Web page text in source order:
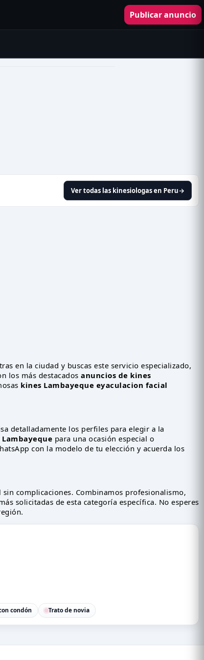
Publicar anuncio
Ver todas las kinesiologas en Peru→
en la ciudad y buscas este servicio especializado,
los más destacados anuncios de kines
kines Lambayeque eyaculacion facial
detalladamente los perfiles para elegir a la
para una ocasión especial o
con la modelo de tu elección y acuerda los
sin complicaciones. Combinamos profesionalismo,
solicitadas de esta categoría específica. No esperes
condón Trato de novia